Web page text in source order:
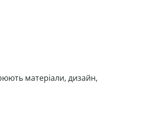
матеріали, дизайн,